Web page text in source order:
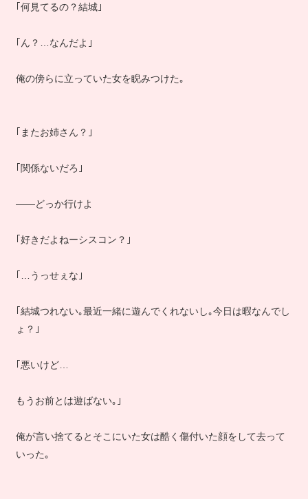
｢何見てるの？結城｣
｢ん？…なんだよ｣
俺の傍らに立っていた女を睨みつけた｡
｢またお姉さん？｣
｢関係ないだろ｣
――どっか行けよ
｢好きだよねーシスコン？｣
｢…うっせぇな｣
｢結城つれない｡最近一緒に遊んでくれないし｡今日は暇なんでし
ょ？｣
｢悪いけど…
もうお前とは遊ばない｡｣
俺が言い捨てるとそこにいた女は酷く傷付いた顔をして去って
いった｡